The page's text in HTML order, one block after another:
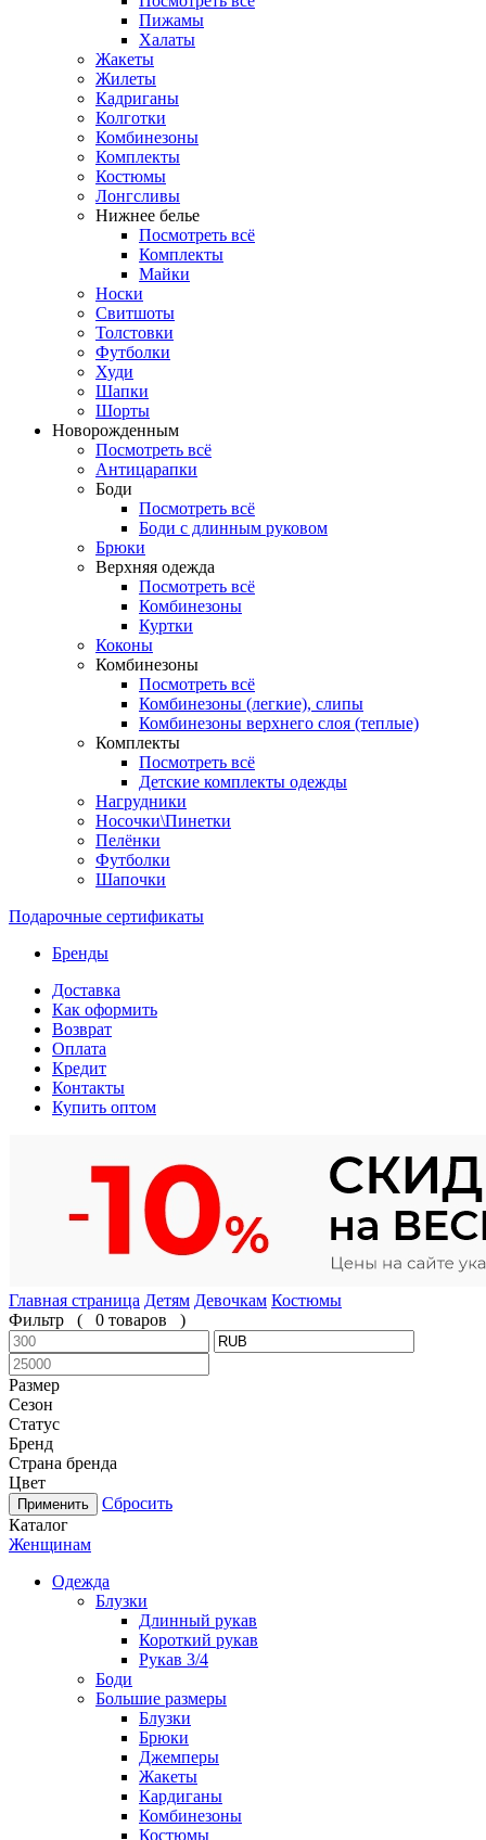
Пижамы
Халаты
Жакеты
Жилеты
Кадриганы
Колготки
Комбинезоны
Комплекты
Костюмы
Лонгсливы
Нижнее белье
Посмотреть всё
Комплекты
Майки
Носки
Свитшоты
Толстовки
Футболки
Худи
Шапки
Шорты
Новорожденным
Посмотреть всё
Антицарапки
Боди
Посмотреть всё
Боди с длинным руковом
Брюки
Верхняя одежда
Посмотреть всё
Комбинезоны
Куртки
Коконы
Комбинезоны
Посмотреть всё
Комбинезоны (легкие), слипы
Комбинезоны верхнего слоя (теплые)
Комплекты
Посмотреть всё
Детские комплекты одежды
Нагрудники
Носочки\Пинетки
Пелёнки
Футболки
Шапочки
Подарочные сертификаты
Бренды
Доставка
Как оформить
Возврат
Оплата
Кредит
Контакты
Купить оптом
Главная страница Детям Девочкам Костюмы
Фильтр
( 0 товаров )
Размер
Сезон
Статус
Бренд
Страна бренда
Цвет
Сбросить
Каталог
Женщинам
Одежда
Блузки
Длинный рукав
Короткий рукав
Рукав 3/4
Боди
Большие размеры
Блузки
Брюки
Джемперы
Жакеты
Кардиганы
Комбинезоны
Костюмы